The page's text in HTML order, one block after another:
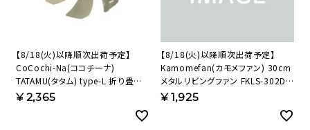
【8/18(火)以降順次出荷予定】
CoCochi-Na(ココチーナ)
TATAMU(タタム) type-L 折り畳み
扇風機 羽根25cm（クリームベージ
¥2,365
【8/18(火)以降順次出荷予定】
Kamomefan(カモメファン) 30cm
メタルリビングファン FKLS-302D
リモコン 718155 【KAP】
¥1,925